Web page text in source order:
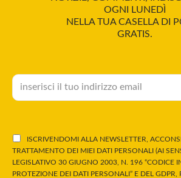
OGNI LUNEDÌ
NELLA TUA CASELLA DI
GRATIS.
ISCRIVENDOMI ALLA NEWSLETTER,
TRATTAMENTO DEI MIEI DATI PERSONALI (AI
LEGISLATIVO 30 GIUGNO 2003, N. 196 “CODICE
PROTEZIONE DEI DATI PERSONALI” E DEL